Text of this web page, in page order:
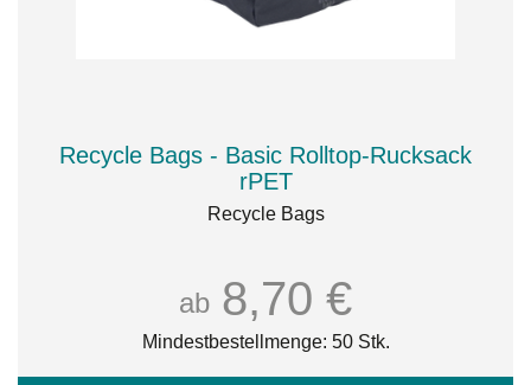
Recycle Bags - Basic Rolltop-Rucksack
rPET
Recycle Bags
ab 8,70 €
Mindestbestellmenge: 50 Stk.